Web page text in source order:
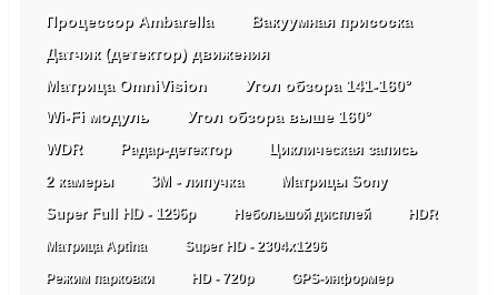
Процессор Ambarella
Вакуумная присоска
Датчик (детектор) движения
Матрица OmniVision
Угол обзора 141-160°
Wi-Fi модуль
Угол обзора выше 160°
WDR
Радар-детектор
Циклическая запись
2 камеры
3М - липучка Матрицы Sony
Super Full HD - 1296p Небольшой дисплей HDR
Матрица Aptina Super HD - 2304х1296
Режим парковки HD - 720p GPS-информер